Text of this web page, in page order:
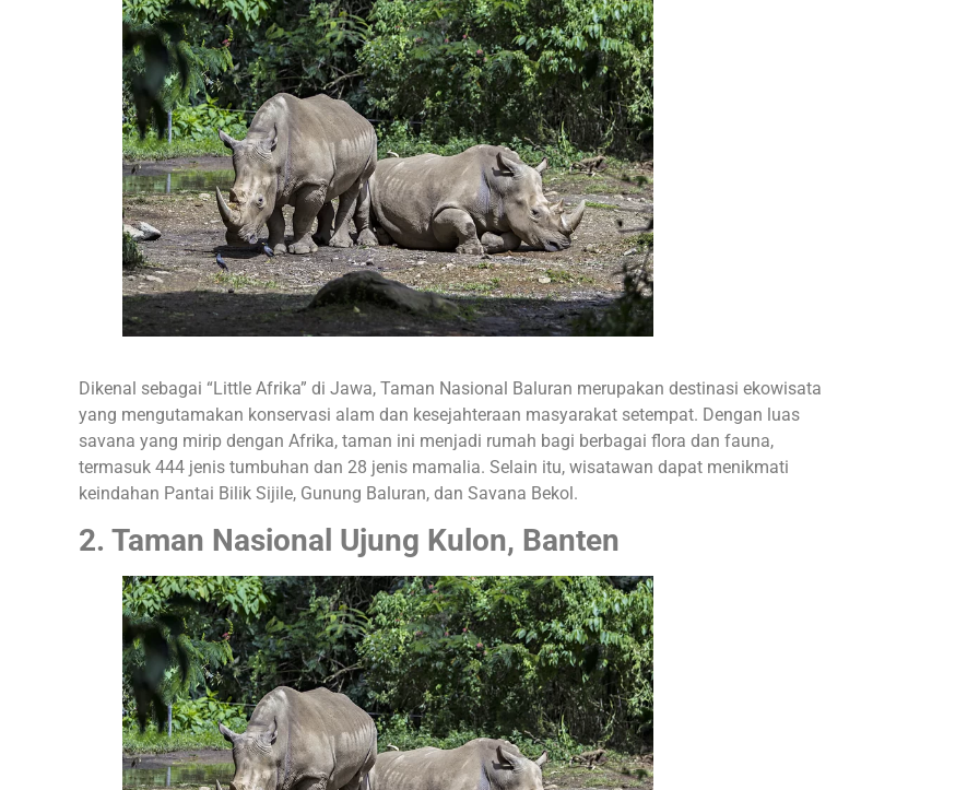
Dikenal sebagai “Little Afrika” di Jawa, Taman Nasional Baluran merupakan destinasi ekowisata
yang mengutamakan konservasi alam dan kesejahteraan masyarakat setempat. Dengan luas
savana yang mirip dengan Afrika, taman ini menjadi rumah bagi berbagai flora dan fauna,
termasuk 444 jenis tumbuhan dan 28 jenis mamalia. Selain itu, wisatawan dapat menikmati
keindahan Pantai Bilik Sijile, Gunung Baluran, dan Savana Bekol.
2. Taman Nasional Ujung Kulon, Banten